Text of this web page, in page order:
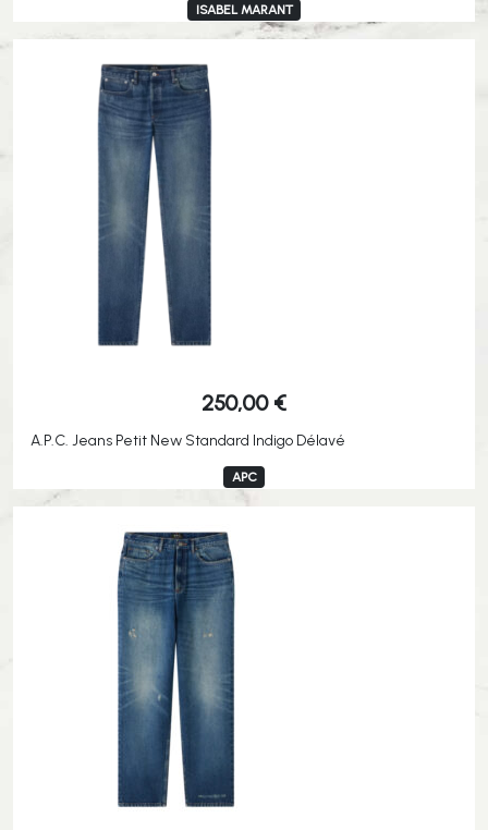
ISABEL MARANT
250,00 €
A.P.C. Jeans Petit New Standard Indigo Délavé
APC